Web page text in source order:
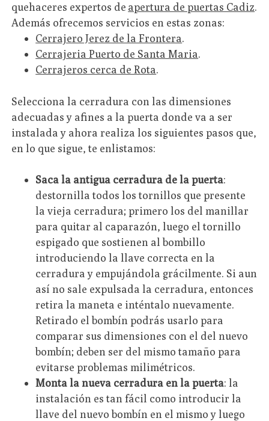
quehaceres expertos de apertura de puertas Cadiz.
Además ofrecemos servicios en estas zonas:
Cerrajero Jerez de la Frontera.
Cerrajeria Puerto de Santa Maria.
Cerrajeros cerca de Rota.
Selecciona la cerradura con las dimensiones
adecuadas y afines a la puerta donde va a ser
instalada y ahora realiza los siguientes pasos que,
en lo que sigue, te enlistamos:
Saca la antigua cerradura de la puerta:
destornilla todos los tornillos que presente
la vieja cerradura; primero los del manillar
para quitar al caparazón, luego el tornillo
espigado que sostienen al bombillo
introduciendo la llave correcta en la
cerradura y empujándola grácilmente. Si aun
así no sale expulsada la cerradura, entonces
retira la maneta e inténtalo nuevamente.
Retirado el bombín podrás usarlo para
comparar sus dimensiones con el del nuevo
bombín; deben ser del mismo tamaño para
evitarse problemas milimétricos.
Monta la nueva cerradura en la puerta: la
instalación es tan fácil como introducir la
llave del nuevo bombín en el mismo y luego